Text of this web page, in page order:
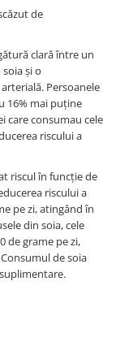
de
clară între un
și o
Persoanele
16% mai puține
care consumau cele
riscului a
riscul în funcție de
riscului a
pe zi, atingând în
din soia, cele
de grame pe zi,
de soia